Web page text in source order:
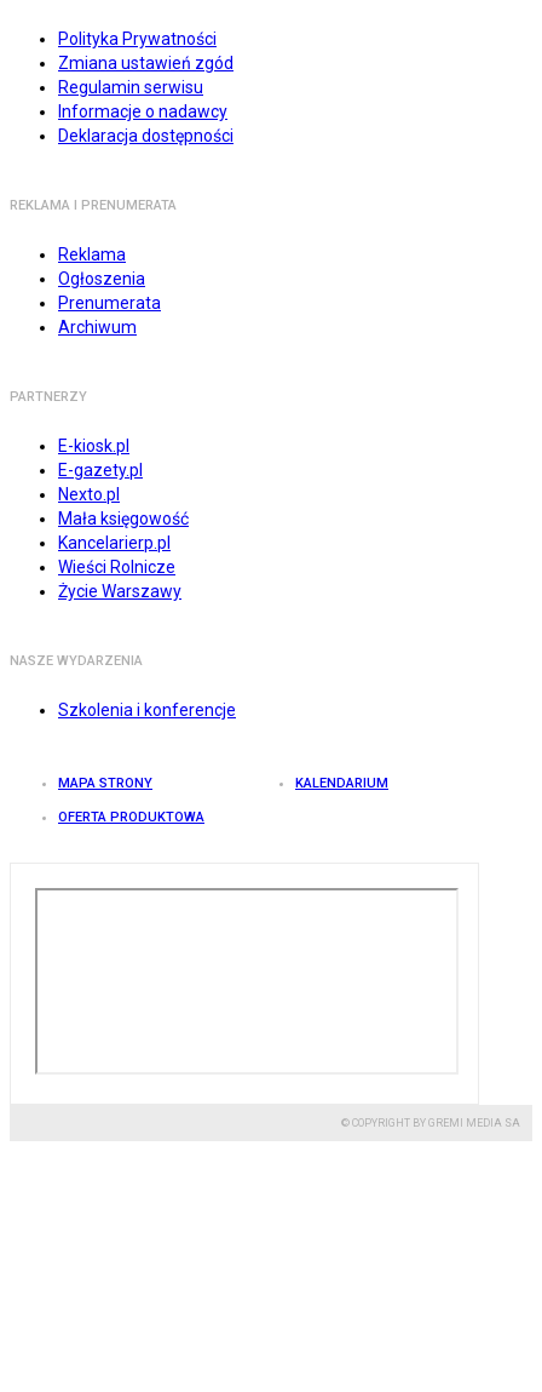
Polityka Prywatności
Zmiana ustawień zgód
Regulamin serwisu
Informacje o nadawcy
Deklaracja dostępności
REKLAMA I PRENUMERATA
Reklama
Ogłoszenia
Prenumerata
Archiwum
PARTNERZY
E-kiosk.pl
E-gazety.pl
Nexto.pl
Mała księgowość
Kancelarierp.pl
Wieści Rolnicze
Życie Warszawy
NASZE WYDARZENIA
Szkolenia i konferencje
MAPA STRONY KALENDARIUM
OFERTA PRODUKTOWA
© COPYRIGHT BY GREMI MEDIA SA